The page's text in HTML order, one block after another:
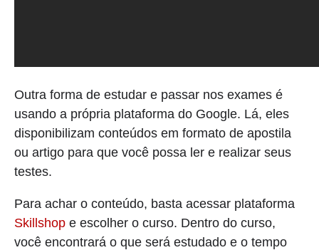
Outra forma de estudar e passar nos exames é
usando a própria plataforma do Google. Lá, eles
disponibilizam conteúdos em formato de apostila
ou artigo para que você possa ler e realizar seus
testes.
Para achar o conteúdo, basta acessar plataforma
Skillshop e escolher o curso. Dentro do curso,
você encontrará o que será estudado e o tempo